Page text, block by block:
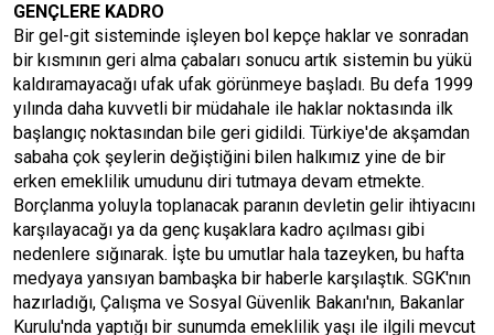
GENÇLERE KADRO
Bir gel-git sisteminde işleyen bol kepçe haklar ve sonradan
bir kısmının geri alma çabaları sonucu artık sistemin bu yükü
kaldıramayacağı ufak ufak görünmeye başladı. Bu defa 1999
yılında daha kuvvetli bir müdahale ile haklar noktasında ilk
başlangıç noktasından bile geri gidildi. Türkiye'de akşamdan
sabaha çok şeylerin değiştiğini bilen halkımız yine de bir
erken emeklilik umudunu diri tutmaya devam etmekte.
Borçlanma yoluyla toplanacak paranın devletin gelir ihtiyacını
karşılayacağı ya da genç kuşaklara kadro açılması gibi
nedenlere sığınarak. İşte bu umutlar hala tazeyken, bu hafta
medyaya yansıyan bambaşka bir haberle karşılaştık. SGK'nın
hazırladığı, Çalışma ve Sosyal Güvenlik Bakanı'nın, Bakanlar
Kurulu'nda yaptığı bir sunumda emeklilik yaşı ile ilgili mevcut